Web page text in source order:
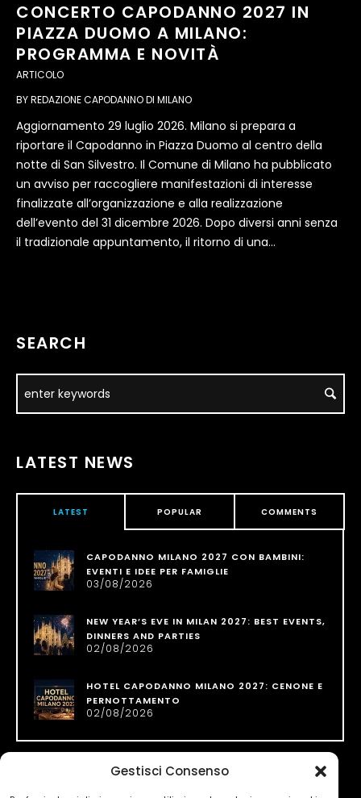
Gestisci Consenso
CONCERTO CAPODANNO 2027 IN
PIAZZA DUOMO A MILANO:
PROGRAMMA E NOVITÀ
ARTICOLO
BYREDAZIONE CAPODANNO DI MILANO
Aggiornamento 29 luglio 2026. Milano si prepara a
riportare il Capodanno in Piazza Duomo al centro della
notte di San Silvestro. Il Comune di Milano ha pubblicato
un avviso per raccogliere manifestazioni di interesse
finalizzate all’organizzazione e alla realizzazione
dell’evento del 31 dicembre 2026. Dopo diversi anni senza
il tradizionale appuntamento, il ritorno di una...
SEARCH
LATEST NEWS
LATEST POPULAR COMMENTS
CAPODANNO MILANO 2027 CON BAMBINI:
EVENTI E IDEE PER FAMIGLIE
03/08/2026
NEW YEAR’S EVE IN MILAN 2027: BEST EVENTS,
DINNERS AND PARTIES
02/08/2026
HOTEL CAPODANNO MILANO 2027: CENONE E
PERNOTTAMENTO
02/08/2026